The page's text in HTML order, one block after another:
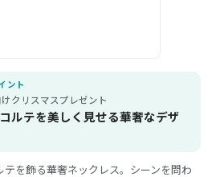
ント
クリスマスプレゼント
ルテを美しく見せる華奢なデザ
を飾る華奢ネックレス。シーンを問わ